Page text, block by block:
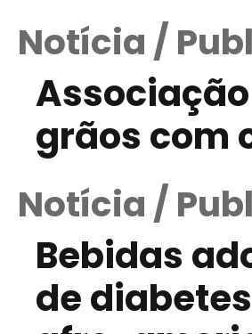
Notícia /
grãos com
Notícia /
Bebidas
de